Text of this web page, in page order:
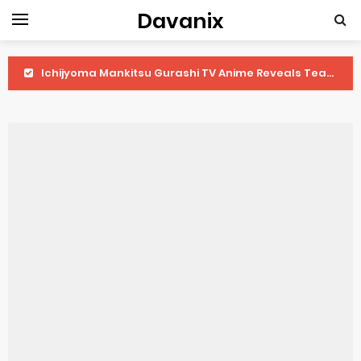
Davanix
Ichijyoma Mankitsu Gurashi TV Anime Reveals Teaser